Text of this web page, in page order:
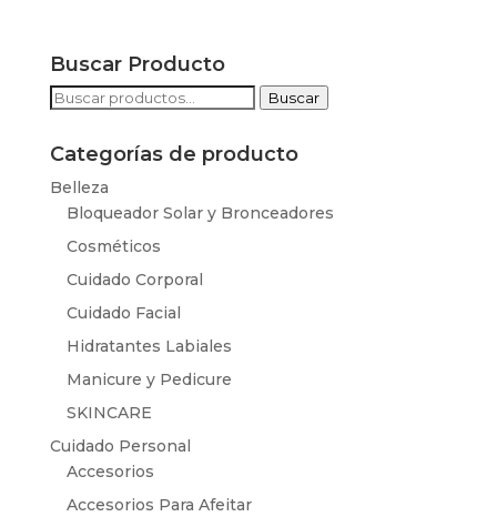
Buscar Producto
Buscar
Buscar
Categorías de producto
Belleza
Bloqueador Solar y Bronceadores
Cosméticos
Cuidado Corporal
Cuidado Facial
Hidratantes Labiales
Manicure y Pedicure
SKINCARE
Cuidado Personal
Accesorios
Accesorios Para Afeitar